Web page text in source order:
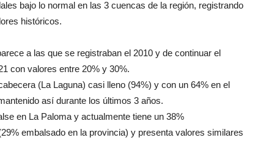
bajo lo normal en las 3 cuencas de la región, registrando
históricos.
a las que se registraban el 2010 y de continuar el
con valores entre 20% y 30%.
(La Laguna) casi lleno (94%) y con un 64% en el
así durante los últimos 3 años.
en La Paloma y actualmente tiene un 38%
embalsado en la provincia) y presenta valores similares